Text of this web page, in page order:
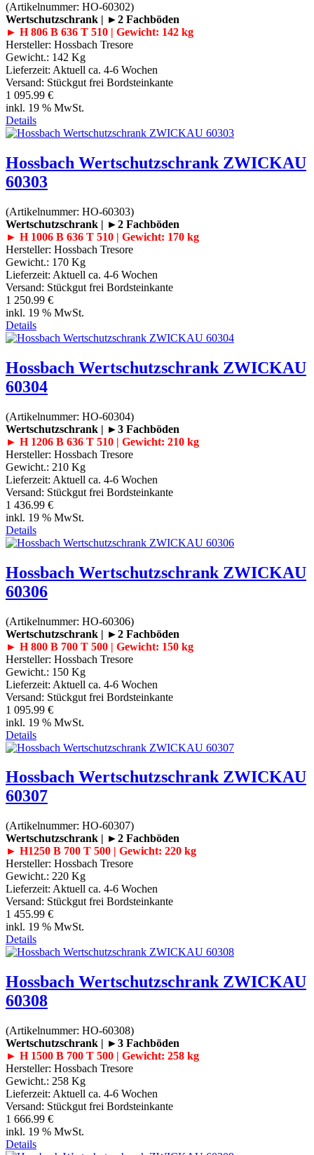
(Artikelnummer: HO-60302)
Wertschutzschrank | ►2 Fachböden
► H 806 B 636 T 510 | Gewicht: 142 kg
Hersteller: Hossbach Tresore
Gewicht.: 142 Kg
Lieferzeit: Aktuell ca. 4-6 Wochen
Versand: Stückgut frei Bordsteinkante
1 095.99 €
inkl. 19 % MwSt.
Details
Hossbach Wertschutzschrank ZWICKAU
60303
(Artikelnummer: HO-60303)
Wertschutzschrank | ►2 Fachböden
► H 1006 B 636 T 510 | Gewicht: 170 kg
Hersteller: Hossbach Tresore
Gewicht.: 170 Kg
Lieferzeit: Aktuell ca. 4-6 Wochen
Versand: Stückgut frei Bordsteinkante
1 250.99 €
inkl. 19 % MwSt.
Details
Hossbach Wertschutzschrank ZWICKAU
60304
(Artikelnummer: HO-60304)
Wertschutzschrank | ►3 Fachböden
► H 1206 B 636 T 510 | Gewicht: 210 kg
Hersteller: Hossbach Tresore
Gewicht.: 210 Kg
Lieferzeit: Aktuell ca. 4-6 Wochen
Versand: Stückgut frei Bordsteinkante
1 436.99 €
inkl. 19 % MwSt.
Details
Hossbach Wertschutzschrank ZWICKAU
60306
(Artikelnummer: HO-60306)
Wertschutzschrank | ►2 Fachböden
► H 800 B 700 T 500 | Gewicht: 150 kg
Hersteller: Hossbach Tresore
Gewicht.: 150 Kg
Lieferzeit: Aktuell ca. 4-6 Wochen
Versand: Stückgut frei Bordsteinkante
1 095.99 €
inkl. 19 % MwSt.
Details
Hossbach Wertschutzschrank ZWICKAU
60307
(Artikelnummer: HO-60307)
Wertschutzschrank | ►2 Fachböden
► H1250 B 700 T 500 | Gewicht: 220 kg
Hersteller: Hossbach Tresore
Gewicht.: 220 Kg
Lieferzeit: Aktuell ca. 4-6 Wochen
Versand: Stückgut frei Bordsteinkante
1 455.99 €
inkl. 19 % MwSt.
Details
Hossbach Wertschutzschrank ZWICKAU
60308
(Artikelnummer: HO-60308)
Wertschutzschrank | ►3 Fachböden
► H 1500 B 700 T 500 | Gewicht: 258 kg
Hersteller: Hossbach Tresore
Gewicht.: 258 Kg
Lieferzeit: Aktuell ca. 4-6 Wochen
Versand: Stückgut frei Bordsteinkante
1 666.99 €
inkl. 19 % MwSt.
Details